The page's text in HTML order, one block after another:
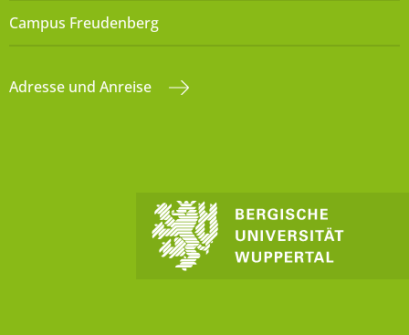
Campus Freudenberg
Adresse und Anreise